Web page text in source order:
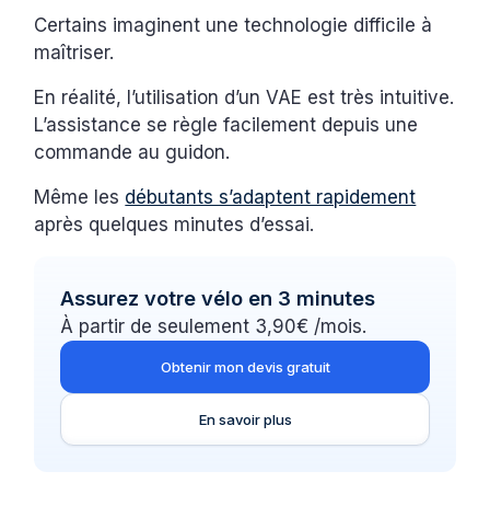
Certains imaginent une technologie difficile à
maîtriser.
En réalité, l’utilisation d’un VAE est très intuitive.
L’assistance se règle facilement depuis une
commande au guidon.
Même les débutants s’adaptent rapidement
après quelques minutes d’essai.
Assurez votre vélo en 3 minutes
À partir de seulement 3,90€ /mois.
Obtenir mon devis gratuit
En savoir plus